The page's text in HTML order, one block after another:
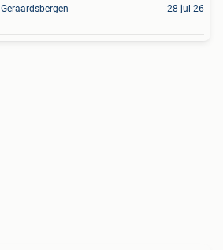
Geraardsbergen 28 jul 26